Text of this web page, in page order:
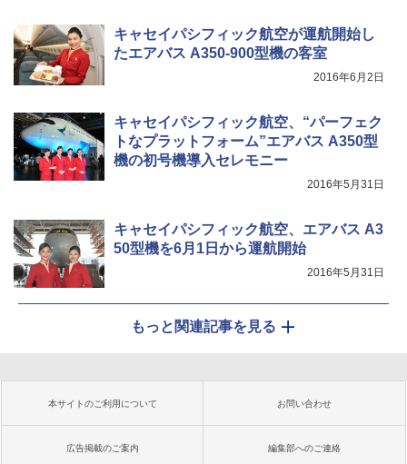
キャセイパシフィック航空が運航開始し
たエアバス A350-900型機の客室
2016年6月2日
キャセイパシフィック航空、“パーフェク
トなプラットフォーム”エアバス A350型
機の初号機導入セレモニー
2016年5月31日
キャセイパシフィック航空、エアバス A3
50型機を6月1日から運航開始
2016年5月31日
もっと関連記事を見る
本サイトのご利用について お問い合わせ
広告掲載のご案内 編集部へのご連絡